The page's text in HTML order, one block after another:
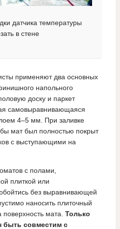
датчика температуры
в стене
применяют два основных
напольного
доску и паркет
самовыравнивающаяся
4–5 мм. При заливке
мат был полностью покрыт
с выступающими на
с полами,
плиткой или
без выравнивающей
наносить плиточный
мата. Только
быть совместим с